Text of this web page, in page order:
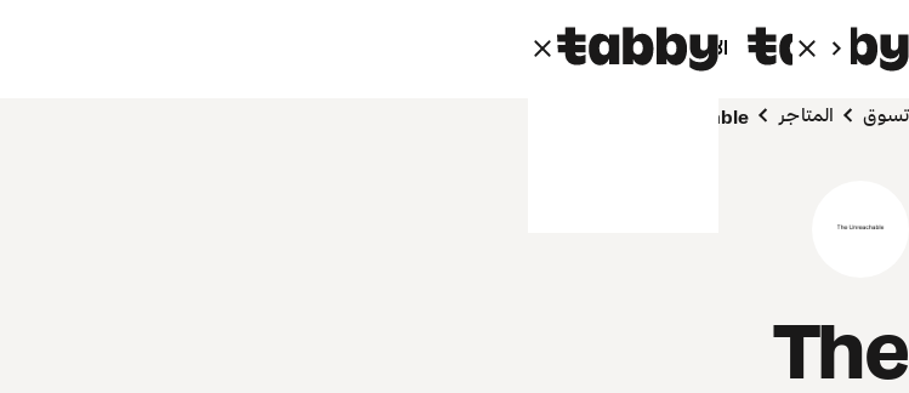
الأفراد الشركاء
تسوق المتاجر The Unreachable
The